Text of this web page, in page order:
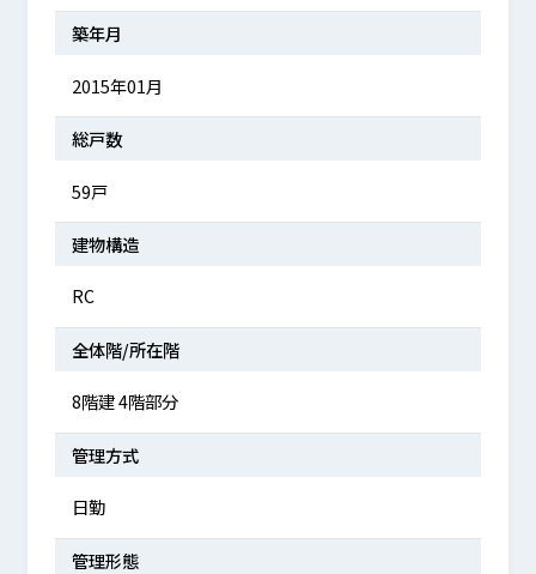
築年月
2015年01月
総戸数
59戸
建物構造
RC
全体階/所在階
8階建 4階部分
管理方式
日勤
管理形態